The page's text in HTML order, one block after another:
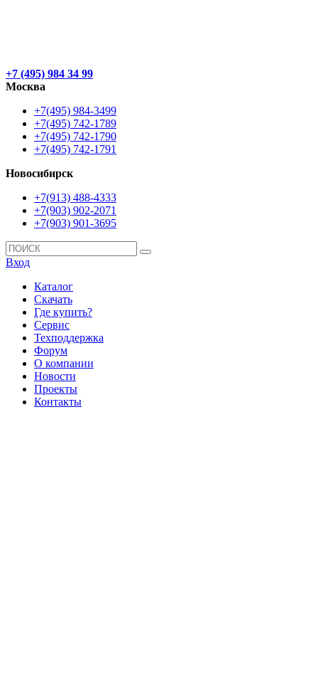
+7 (495) 984 34 99
Москва
+7(495) 984-3499
+7(495) 742-1789
+7(495) 742-1790
+7(495) 742-1791
Новосибирск
+7(913) 488-4333
+7(903) 902-2071
+7(903) 901-3695
Вход
Каталог
Скачать
Где купить?
Сервис
Техподдержка
Форум
О компании
Новости
Проекты
Контакты